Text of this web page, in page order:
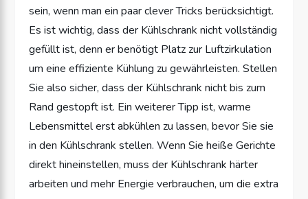
sein, wenn man ein paar clever Tricks berücksichtigt.
Es ist wichtig, dass der Kühlschrank nicht vollständig
gefüllt ist, denn er benötigt Platz zur Luftzirkulation
um eine effiziente Kühlung zu gewährleisten. Stellen
Sie also sicher, dass der Kühlschrank nicht bis zum
Rand gestopft ist. Ein weiterer Tipp ist, warme
Lebensmittel erst abkühlen zu lassen, bevor Sie sie
in den Kühlschrank stellen. Wenn Sie heiße Gerichte
direkt hineinstellen, muss der Kühlschrank härter
arbeiten und mehr Energie verbrauchen, um die extra